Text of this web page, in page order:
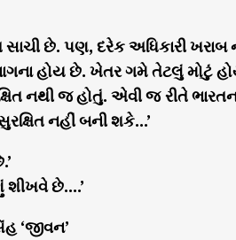
સાચી છે. પણ, દરેક અધિકારી ખરાબ
હોય છે. ખેતર ગમે તેટલું
નથી જ હોતું. એવી જ રીતે
નહીં બની શકે…’
છે….’
‘જીવન’